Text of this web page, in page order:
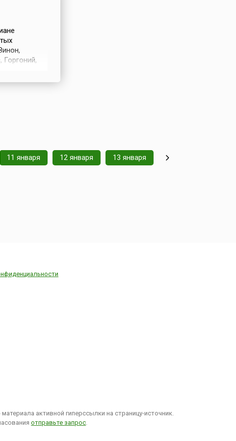
11 января 12 января 13 января
активной гиперссылки на страницу-источник.
отправьте запрос.